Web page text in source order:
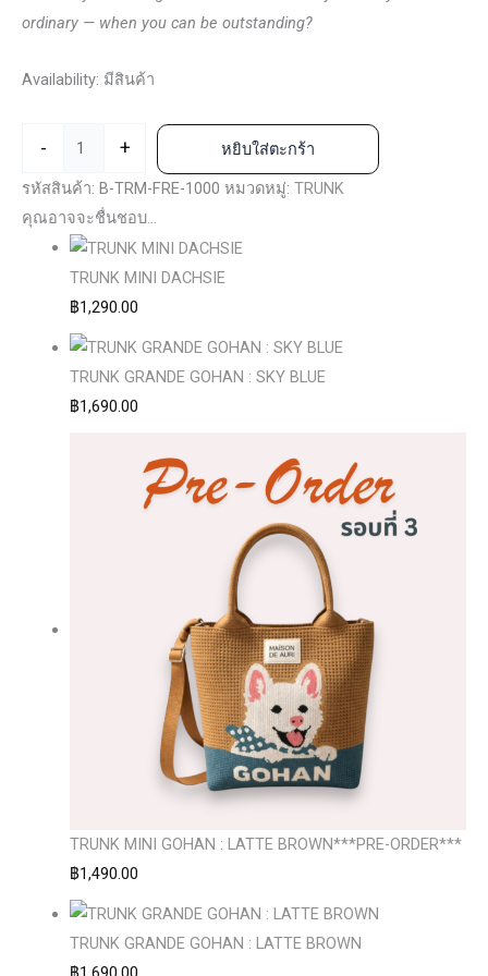
ordinary — when you can be outstanding?
Availability: มีสินค้า
- +
หยิบใส่ตะกร้า
รหัสสินค้า: B-TRM-FRE-1000 หมวดหมู่: TRUNK
คุณอาจจะชื่นชอบ…
TRUNK MINI DACHSIE
฿1,290.00
TRUNK GRANDE GOHAN : SKY BLUE
฿1,690.00
TRUNK MINI GOHAN : LATTE BROWN***PRE-ORDER***
฿1,490.00
TRUNK GRANDE GOHAN : LATTE BROWN